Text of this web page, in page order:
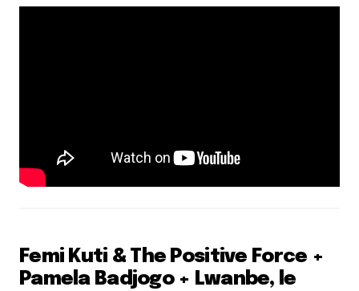
Femi Kuti & The Positive Force +
Pamela Badjogo + Lwanbe, le